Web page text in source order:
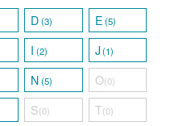
D(3) E (5)
I (2) J (1)
N(5) O(0)
S(0) T(0)